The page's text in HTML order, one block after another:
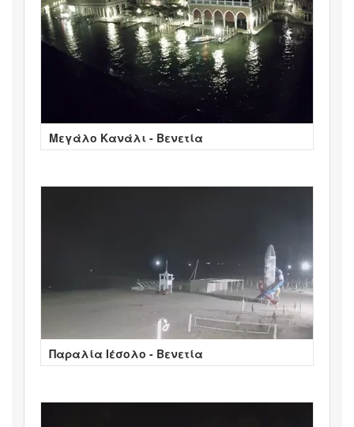
Μεγάλο Κανάλι - Βενετία
Παραλία Ιέσολο - Βενετία